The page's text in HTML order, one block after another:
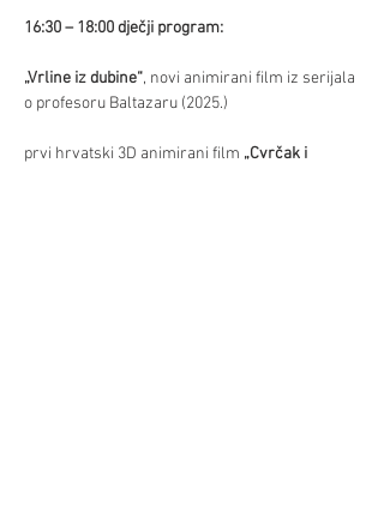
16:30 – 18:00 dječji program:
„Vrline iz dubine“, novi animirani film iz serijala
o profesoru Baltazaru (2025.)
prvi hrvatski 3D animirani film „Cvrčak i